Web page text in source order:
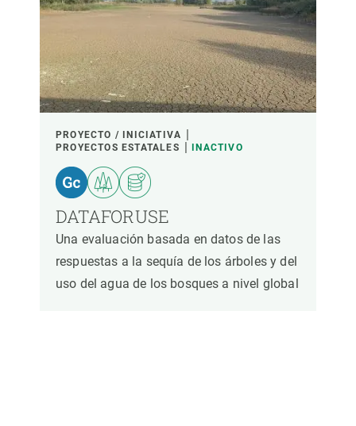
PROYECTO / INICIATIVA
PROYECTOS ESTATALES
INACTIVO
DATAFORUSE
Una evaluación basada en datos de las
respuestas a la sequía de los árboles y del
uso del agua de los bosques a nivel global